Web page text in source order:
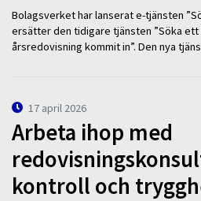
Bolagsverket har lanserat e-tjänsten
ersätter den tidigare tjänsten ”Söka ett
årsredovisning kommit in”. Den nya
17 april 2026
Arbeta ihop med
kontroll och